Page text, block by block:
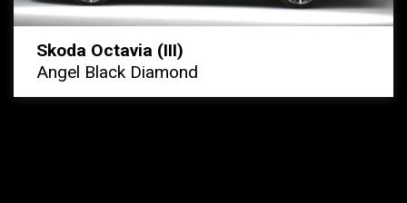
Skoda Octavia (III)
Angel Black Diamond